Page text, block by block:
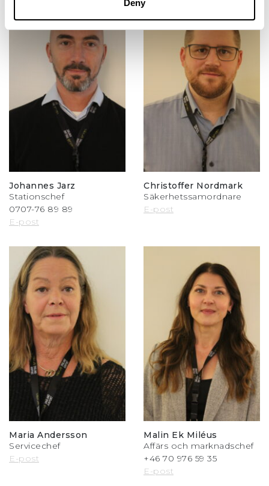
Deny
Johannes Jarz
Stationschef
0707-76 89 89
E-post
Christoffer Nordmark
Säkerhetssamordnare
E-post
Maria Andersson
Servicechef
E-post
Malin Ek Miléus
Affärs och marknadschef
+46 70 976 59 35
E-post